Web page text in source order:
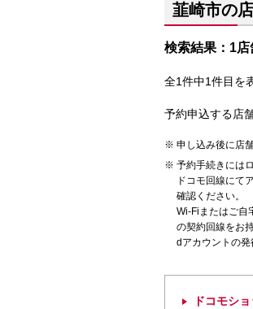
韮崎市の
検索結果：1店
全1件中1件目を
予約申込する店
申し込み後に店
予約手続きには
ドコモ回線にて
確認ください。
Wi-Fiまたはご自
の契約回線をお
dアカウントの発
ドコモシ